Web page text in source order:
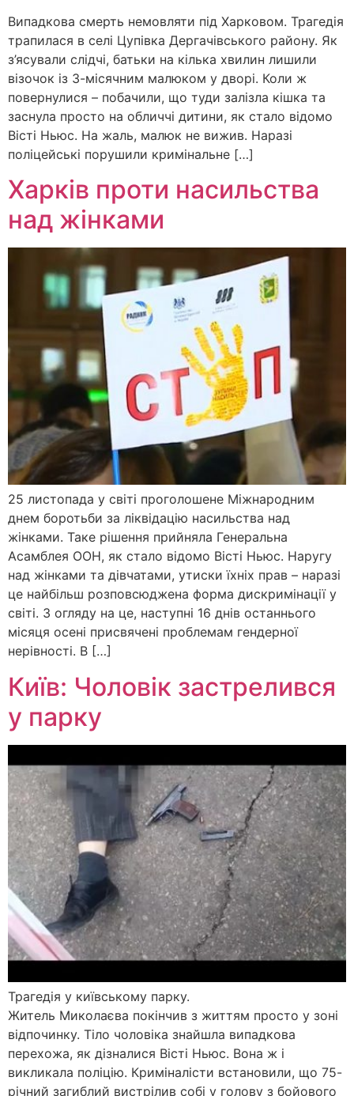
Випадкова смерть немовляти під Харковом. Трагедія
трапилася в селі Цупівка Дергачівського району. Як
з’ясували слідчі, батьки на кілька хвилин лишили
візочок із 3-місячним малюком у дворі. Коли ж
повернулися – побачили, що туди залізла кішка та
заснула просто на обличчі дитини, як стало відомо
Вісті Ньюс. На жаль, малюк не вижив. Наразі
поліцейські порушили кримінальне […]
Харків проти насильства
над жінками
25 листопада у світі проголошене Міжнародним
днем боротьби за ліквідацію насильства над
жінками. Таке рішення прийняла Генеральна
Асамблея ООН, як стало відомо Вісті Ньюс. Наругу
над жінками та дівчатами, утиски їхніх прав – наразі
це найбільш розповсюджена форма дискримінації у
світі. З огляду на це, наступні 16 днів останнього
місяця осені присвячені проблемам гендерної
нерівності. В […]
Київ: Чоловік застрелився
у парку
Трагедія у київському парку.
Житель Миколаєва покінчив з життям просто у зоні
відпочинку. Тіло чоловіка знайшла випадкова
перехожа, як дізналися Вісті Ньюс. Вона ж і
викликала поліцію. Криміналісти встановили, що 75-
річний загиблий вистрілив собі у голову з бойового